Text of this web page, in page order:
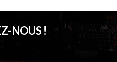
NOUS !